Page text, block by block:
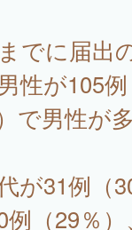
でに届出
性が105
で男性が
が31例（
（29％）